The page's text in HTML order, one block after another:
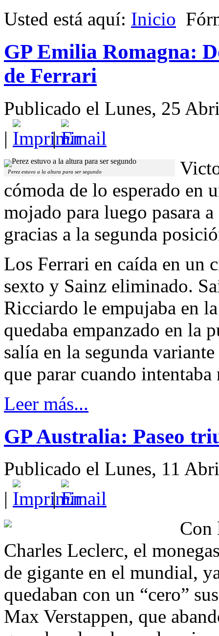
Usted está aquí: Inicio
GP Emilia Romagna:
de Ferrari
Publicado el Lunes, 25
|
|
Perez estuvo a la altura para ser segundo
cómoda de lo esperado en
mojado para luego pasara
gracias a la segunda
Los Ferrari en caída en un
sexto y Sainz eliminado.
Ricciardo le empujaba en
quedaba empanzado en la
salía en la segunda
que parar cuando intentaba
Leer más...
GP Australia: Paseo
Publicado el Lunes, 11
|
|
Con
Charles Leclerc, el
de gigante en el mundial,
quedaban con un “cero”
Max Verstappen, que